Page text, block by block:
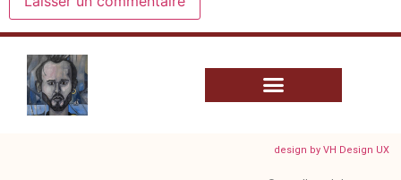
design by VH Design UX